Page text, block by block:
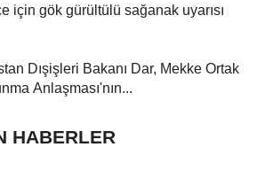
için gök gürültülü sağanak uyarısı
Dışişleri Bakanı Dar, Mekke Ortak
Anlaşması'nın...
HABERLER